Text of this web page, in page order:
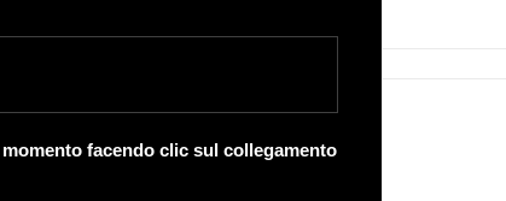
facendo clic sul collegamento